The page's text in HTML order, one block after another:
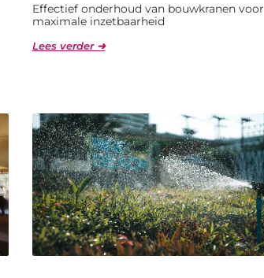
Effectief onderhoud van bouwkranen voor
maximale inzetbaarheid
Lees verder ➜